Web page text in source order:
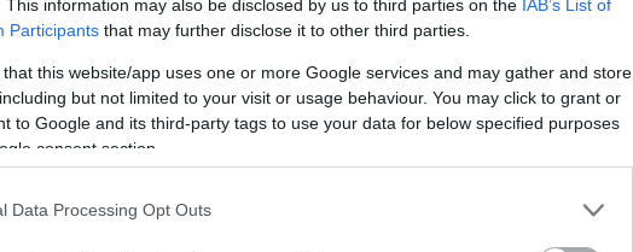
This information may also be disclosed by us to third parties on the IAB’s List of
Participants that may further disclose it to other third parties.
that this website/app uses one or more Google services and may gather and store
but not limited to your visit or usage behaviour. You may click to grant or
to Google and its third-party tags to use your data for below specified purposes
consent section.
Data Processing Opt Outs